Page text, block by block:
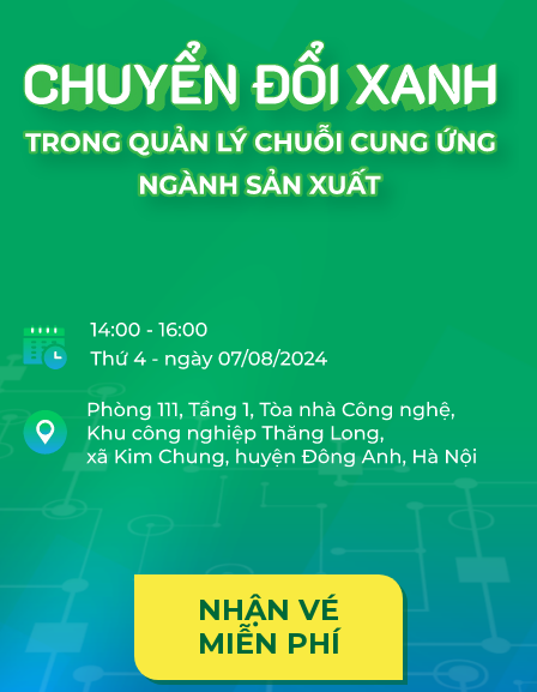
NHẬN VÉ
MIỄN PHÍ